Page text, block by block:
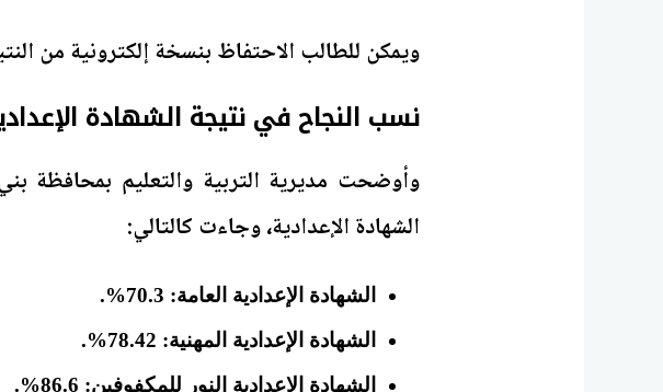
ويمكن للطالب الاحتفاظ بنسخة إلكترونية من
نسب النجاح في نتيجة الشهادة
وأوضحت مديرية التربية والتعليم
الشهادة الإعدادية، وجاءت كالتالي:
الشهادة الإعدادية العامة: 70.3%.
الشهادة الإعدادية المهنية: 78.42%.
الشهادة الإعدادية النور للمكفوفين: 86.6%.